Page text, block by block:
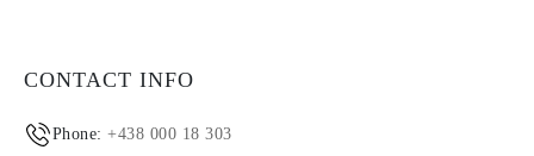
CONTACT INFO
Phone:+438 000 18 303